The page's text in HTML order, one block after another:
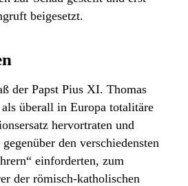
beigesetzt.
der Papst Pius XI. Thomas
überall in Europa totalitäre
hervortraten und
den verschiedensten
einforderten, zum
der römisch-katholischen